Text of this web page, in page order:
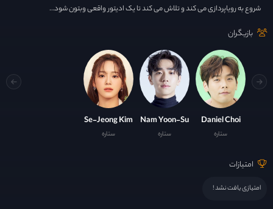
شروع به رویاپردازی می کند و تلاش می کند تا یک ادیتور واقعی وبتون شود…
بازیگران
Daniel Choi
ستاره
Nam Yoon-Su
ستاره
Se-Jeong Kim
ستاره
امتیازات
امتیازی یافت نشد !